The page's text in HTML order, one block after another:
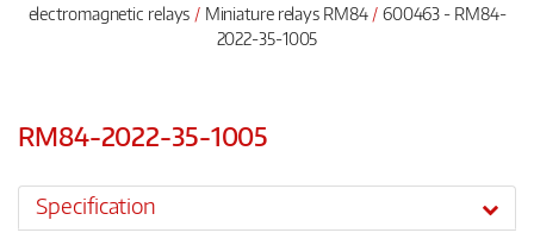
electromagnetic relays
Miniature relays RM84
600463 - RM84-
2022-35-1005
RM84-2022-35-1005
Specification